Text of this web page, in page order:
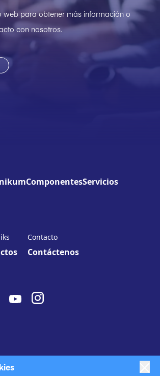
web para obtener más información o
con nosotros.
ComponentesServicios
Contacto
Contáctenos